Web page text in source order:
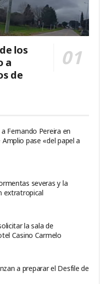
los
a
de
Fernando Pereira en
pase «del papel a
severas y la
extratropical
la sala de
Casino Carmelo
a preparar el Desfile de